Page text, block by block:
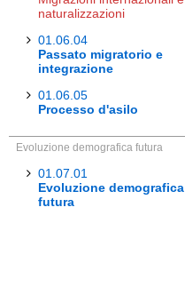
naturalizzazioni
01.06.04
Passato migratorio e
integrazione
01.06.05
Processo d'asilo
Evoluzione demografica futura
01.07.01
Evoluzione demografica
futura